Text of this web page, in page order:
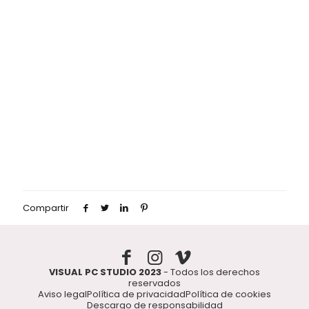
Compartir
VISUAL PC STUDIO 2023- Todos los derechos
reservados
Aviso legalPolítica de privacidadPolítica de cookies
Descargo de responsabilidad